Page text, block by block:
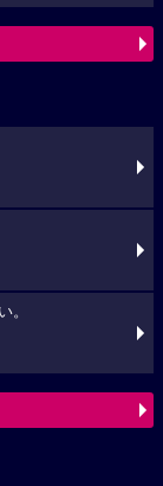
。